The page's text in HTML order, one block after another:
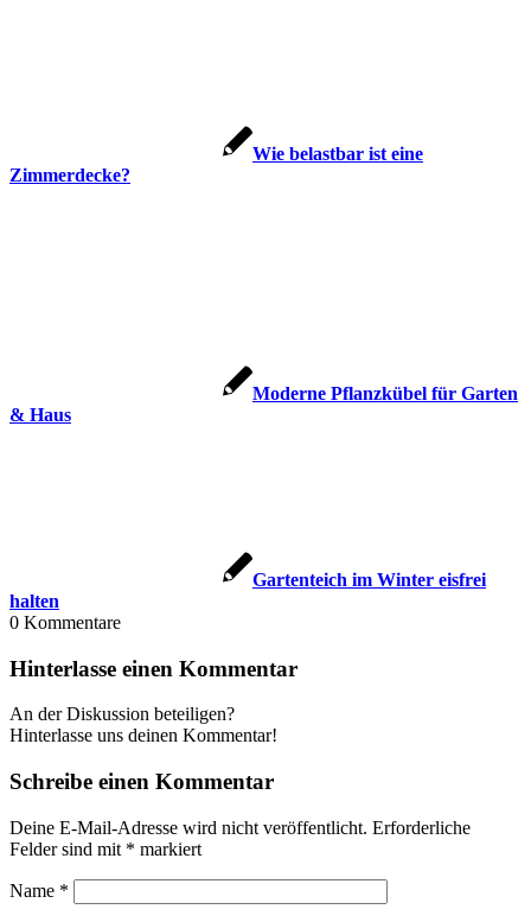
Wie belastbar ist eine
Zimmerdecke?
Moderne Pflanzkübel für Garten
& Haus
Gartenteich im Winter eisfrei
halten
0 Kommentare
Hinterlasse einen Kommentar
An der Diskussion beteiligen?
Hinterlasse uns deinen Kommentar!
Schreibe einen Kommentar
Deine E-Mail-Adresse wird nicht veröffentlicht. Erforderliche
Felder sind mit * markiert
Name *